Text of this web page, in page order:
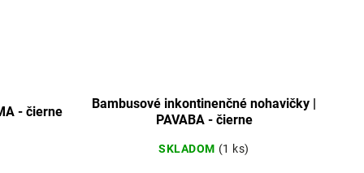
- čierne
Bambusové inkontinenčné nohavičky |
PAVABA - čierne
SKLADOM (1 ks)